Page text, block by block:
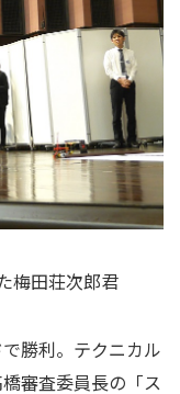
梅田荘次郎君
勝利。テクニカル
審査委員長の「ス